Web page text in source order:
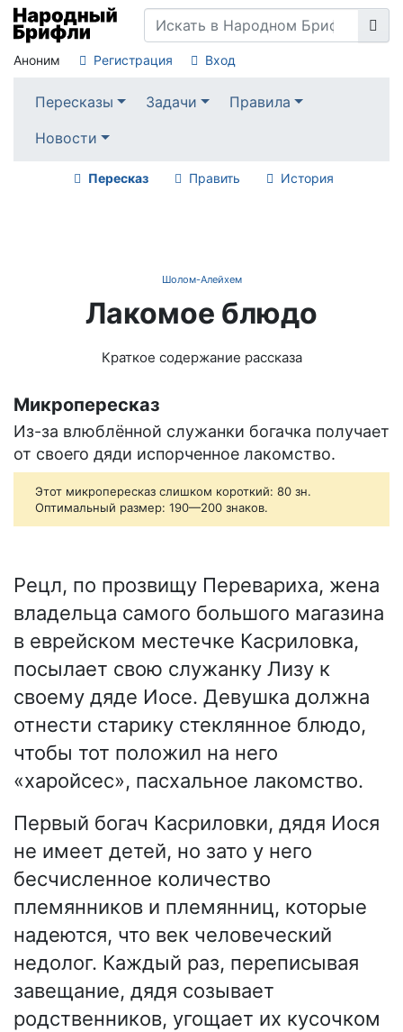
Аноним Регистрация Вход
Пересказы Задачи
Правила
Новости
Пересказ Править История
Шолом-Алейхем
Лакомое блюдо
Краткое содержание рассказа
Микропересказ
Из-за влюблённой служанки богачка получает
от своего дяди испорченное лакомство.
Этот микропересказ слишком короткий: 80 зн.
Оптимальный размер: 190—200 знаков.
Рецл, по прозвищу Перевариха, жена
владельца самого большого магазина
в еврейском местечке Касриловка,
посылает свою служанку Лизу к
своему дяде Иосе. Девушка должна
отнести старику стеклянное блюдо,
чтобы тот положил на него
«харойсес», пасхальное лакомство.
Первый богач Касриловки, дядя Иося
не имеет детей, но зато у него
бесчисленное количество
племянников и племянниц, которые
надеются, что век человеческий
недолог. Каждый раз, переписывая
завещание, дядя созывает
родственников, угощает их кусочком